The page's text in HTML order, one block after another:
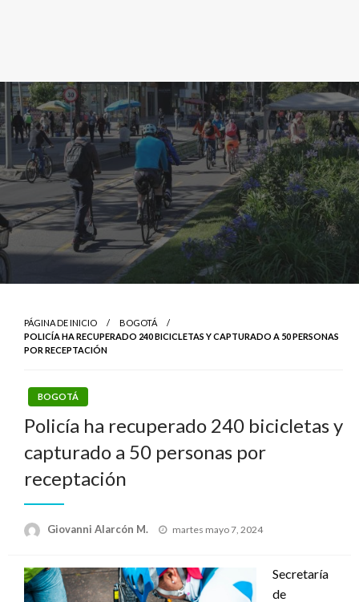
PÁGINA DE INICIO
BOGOTÁ
POLICÍA HA RECUPERADO 240 BICICLETAS Y CAPTURADO A 50 PERSONAS
POR RECEPTACIÓN
BOGOTÁ
Policía ha recuperado 240 bicicletas y
capturado a 50 personas por
receptación
Giovanni Alarcón M.
Publicado
martes mayo 7, 2024
Secretaría
de